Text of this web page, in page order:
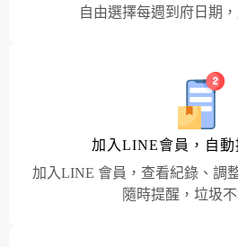
自由選擇每週到府日期
加入LINE會員，自動
加入LINE 會員，查看紀錄、調
隨時提醒，垃圾不